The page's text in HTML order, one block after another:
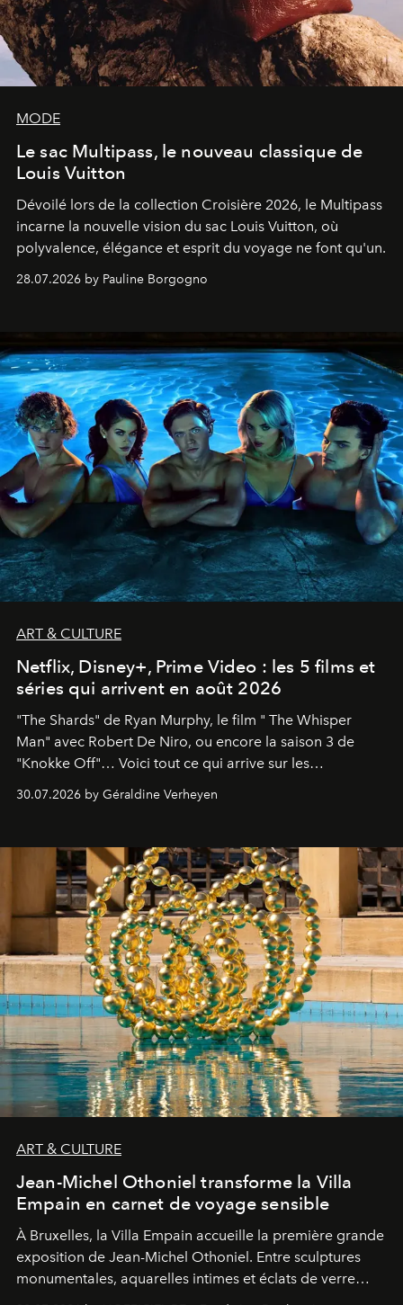
MODE
Le sac Multipass, le nouveau classique de
Louis Vuitton
Dévoilé lors de la collection Croisière 2026, le Multipass
incarne la nouvelle vision du sac Louis Vuitton, où
polyvalence, élégance et esprit du voyage ne font qu'un.
28.07.2026 by Pauline Borgogno
ART & CULTURE
Netflix, Disney+, Prime Video : les 5 films et
séries qui arrivent en août 2026
"The Shards" de Ryan Murphy, le film " The Whisper
Man" avec Robert De Niro, ou encore la saison 3 de
"Knokke Off"… Voici tout ce qui arrive sur les
30.07.2026 by Géraldine Verheyen
ART & CULTURE
Jean-Michel Othoniel transforme la Villa
Empain en carnet de voyage sensible
À Bruxelles, la Villa Empain accueille la première grande
exposition de Jean-Michel Othoniel. Entre sculptures
monumentales, aquarelles intimes et éclats de verre